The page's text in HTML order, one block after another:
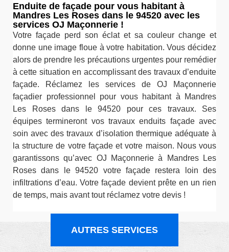
Enduite de façade pour vous habitant à
Mandres Les Roses dans le 94520 avec les
services OJ Maçonnerie !
Votre façade perd son éclat et sa couleur change et
donne une image floue à votre habitation. Vous décidez
alors de prendre les précautions urgentes pour remédier
à cette situation en accomplissant des travaux d’enduite
façade. Réclamez les services de OJ Maçonnerie
façadier professionnel pour vous habitant à Mandres
Les Roses dans le 94520 pour ces travaux. Ses
équipes termineront vos travaux enduits façade avec
soin avec des travaux d’isolation thermique adéquate à
la structure de votre façade et votre maison. Nous vous
garantissons qu’avec OJ Maçonnerie à Mandres Les
Roses dans le 94520 votre façade restera loin des
infiltrations d’eau. Votre façade devient prête en un rien
de temps, mais avant tout réclamez votre devis !
AUTRES SERVICES